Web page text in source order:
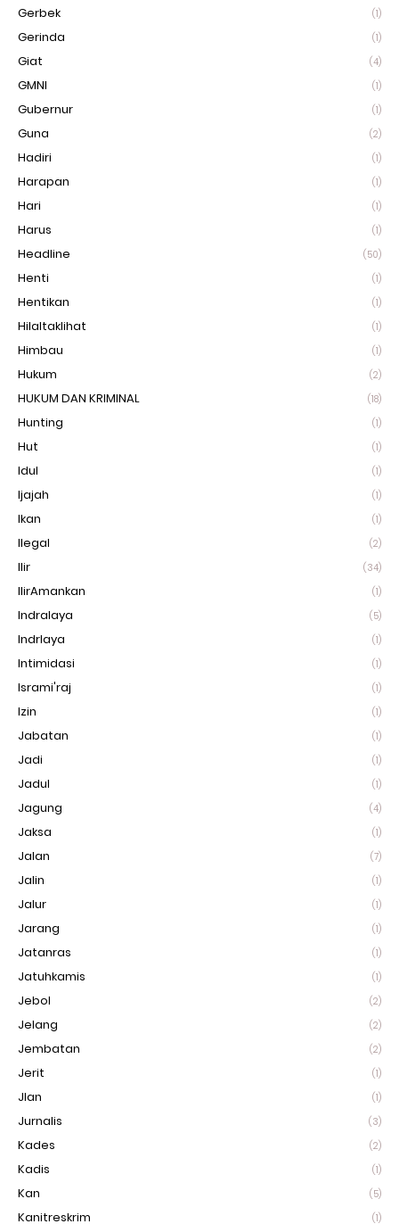
Gerbek (1)
Gerinda (1)
Giat (4)
GMNI (1)
Gubernur (1)
Guna (2)
Hadiri (1)
Harapan (1)
Hari (1)
Harus (1)
Headline (50)
Henti (1)
Hentikan (1)
Hilaltaklihat (1)
Himbau (1)
Hukum (2)
HUKUM DAN KRIMINAL (18)
Hunting (1)
Hut (1)
Idul (1)
Ijajah (1)
Ikan (1)
Ilegal (2)
Ilir (34)
IlirAmankan (1)
Indralaya (5)
Indrlaya (1)
Intimidasi (1)
Isrami'raj (1)
Izin (1)
Jabatan (1)
Jadi (1)
Jadul (1)
Jagung (4)
Jaksa (1)
Jalan (7)
Jalin (1)
Jalur (1)
Jarang (1)
Jatanras (1)
Jatuhkamis (1)
Jebol (2)
Jelang (2)
Jembatan (2)
Jerit (1)
Jlan (1)
Jurnalis (3)
Kades (2)
Kadis (1)
Kan (5)
Kanitreskrim (1)